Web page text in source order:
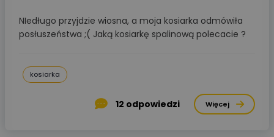
NIedługo przyjdzie wiosna, a moja kosiarka odmówiła
posłuszeństwa ;( Jaką kosiarkę spalinową polecacie ?
kosiarka
12 odpowiedzi Więcej